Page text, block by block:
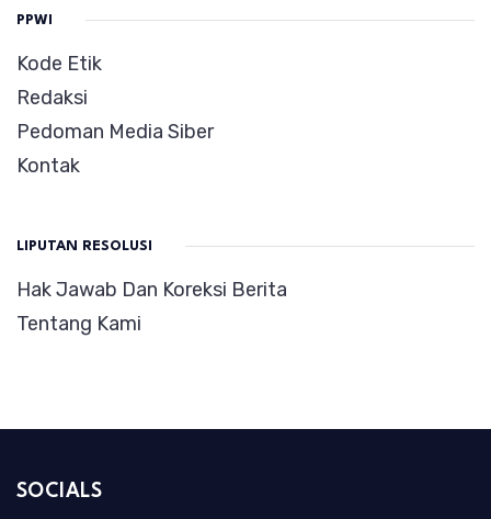
PPWI
Kode Etik
Redaksi
Pedoman Media Siber
Kontak
LIPUTAN RESOLUSI
Hak Jawab Dan Koreksi Berita
Tentang Kami
SOCIALS